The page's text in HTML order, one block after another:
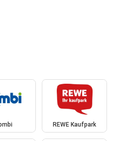
REWE Kaufpark